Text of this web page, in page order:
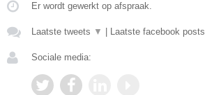
Er wordt gewerkt op afspraak.
Laatste tweets ▼ Laatste facebook posts
Sociale media: